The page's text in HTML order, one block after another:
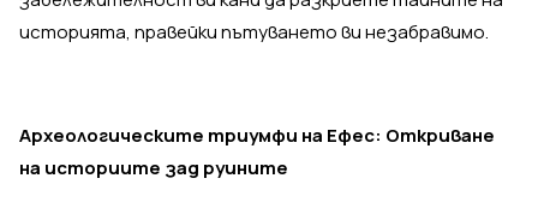
историята, правейки пътуването ви незабравимо.
Археологическите триумфи на Ефес: Откриване
на историите зад руините